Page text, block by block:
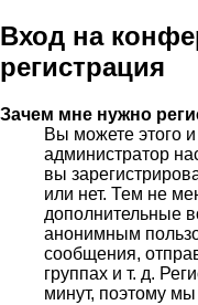
Вход на
регистрация
Зачем мне нужно
Вы можете этого и
администратор
вы
или нет. Тем не
дополнительные
анонимным
сообщения,
группах и т. д.
минут, поэтому